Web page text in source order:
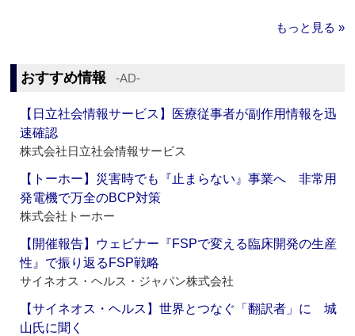
もっと見る »
おすすめ情報 ‐AD‐
【日立社会情報サービス】医療従事者が副作用情報を迅
速確認
株式会社日立社会情報サービス
【トーホー】災害時でも『止まらない』事業へ 非常用
発電機で万全のBCP対策
株式会社トーホー
【開催報告】ウェビナー『FSPで変える臨床開発の生産
性』で振り返るFSP戦略
サイネオス・ヘルス・ジャパン株式会社
【サイネオス・ヘルス】世界とつなぐ「翻訳者」に 城
山氏に聞く